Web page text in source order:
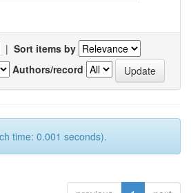
| Sort items by
Authors/record
time: 0.001 seconds).